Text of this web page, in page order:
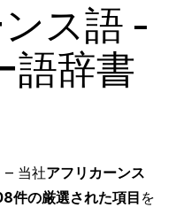
ス語 -
語辞書
‒ 当社アフリカーンス
件の厳選された項目 を